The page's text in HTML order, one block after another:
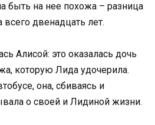
быть на нее похожа – разница
всего двенадцать лет.
Алисой: это оказалась дочь
которую Лида удочерила.
она, сбиваясь и
о своей и Лидиной жизни.